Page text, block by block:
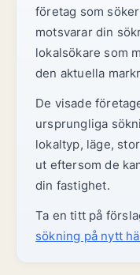
företag som
motsvarar din
lokalsökare som
den aktuella
De visade
ursprungliga
lokaltyp, läge,
ut eftersom de
din fastighet.
Ta en titt på
sökning på nytt